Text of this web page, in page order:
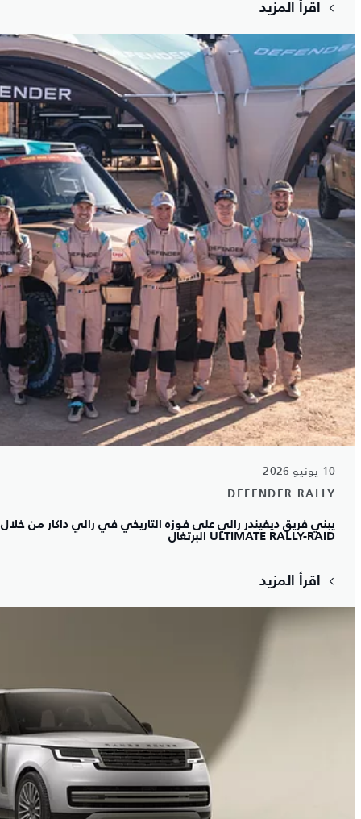
اقرأ المزيد
10 يونيو 2026
DEFENDER RALLY
ULTIMATE RALLY-RAID البرتغال
اقرأ المزيد